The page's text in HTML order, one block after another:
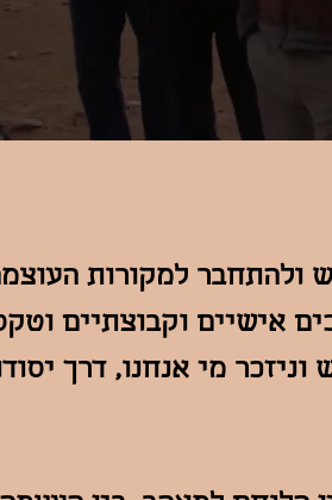
ולהתחבר למקורות
אישיים וקבוצתיים
מי אנחנו, דרך